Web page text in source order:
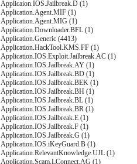
Applicaion.IOS.Jailbreak.D (1)
Application.Agent.MIF (1)
Application.Agent.MIG (1)
Application.Downloader.BFL (1)
Application.Generic (4413)
Application.HackTool.KMS.FF (1)
Application.IOS.Exploit.Jailbreak.AC (1)
Application.IOS.Jailbreak.AY (1)
Application.IOS.Jailbreak.BD (1)
Application.IOS.Jailbreak.BEK (1)
Application.IOS.Jailbreak.BH (1)
Application.IOS.Jailbreak.BL (1)
Application.IOS.Jailbreak.BR (1)
Application.IOS.Jailbreak.E (1)
Application.IOS.Jailbreak.F (1)
Application.IOS.Jailbreak.G (1)
Application.IOS.iKeyGuard.B (1)
Application.RelevantKnowledge.UJL (1)
Application.Scam.LConnect.AG (1)